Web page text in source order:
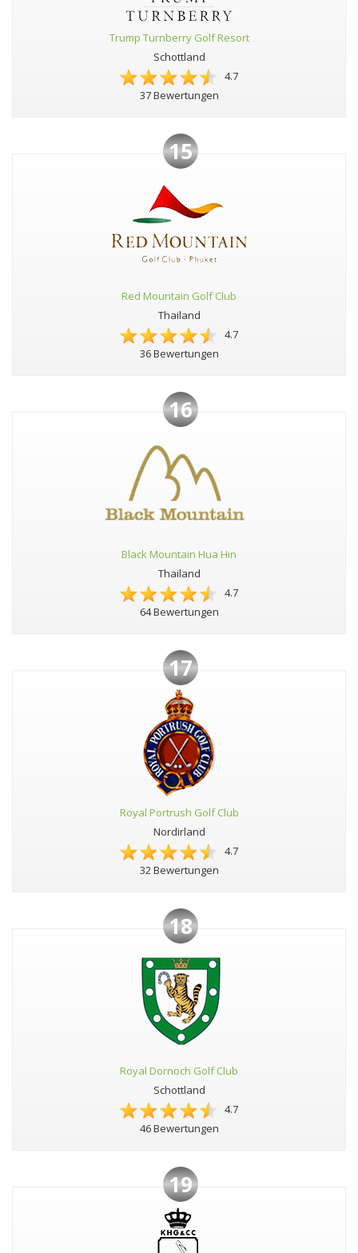
Trump Turnberry Golf Resort
Schottland
4.7
37 Bewertungen
15
Red Mountain Golf Club
Thailand
4.7
36 Bewertungen
16
Black Mountain Hua Hin
Thailand
4.7
64 Bewertungen
17
Royal Portrush Golf Club
Nordirland
4.7
32 Bewertungen
18
Royal Dornoch Golf Club
Schottland
4.7
46 Bewertungen
19